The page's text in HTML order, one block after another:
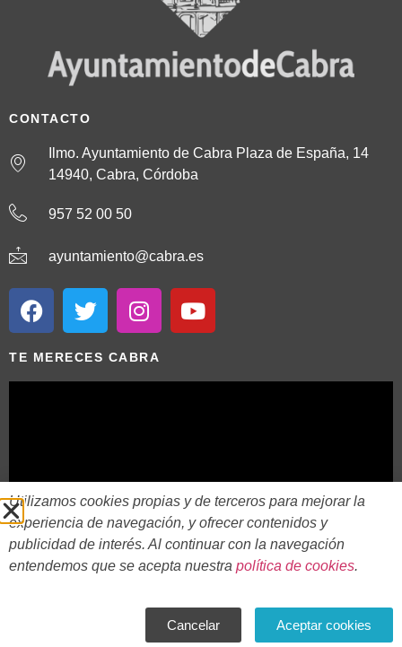
CONTACTO
Ilmo. Ayuntamiento de Cabra Plaza de España, 14
14940, Cabra, Córdoba
957 52 00 50
ayuntamiento@cabra.es
TE MERECES CABRA
Utilizamos cookies propias y de terceros para mejorar la
experiencia de navegación, y ofrecer contenidos y
publicidad de interés. Al continuar con la navegación
entendemos que se acepta nuestra política de cookies.
Cancelar Aceptar cookies